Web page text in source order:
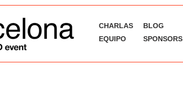
CHARLAS BLOG
EQUIPO
SPONSORS